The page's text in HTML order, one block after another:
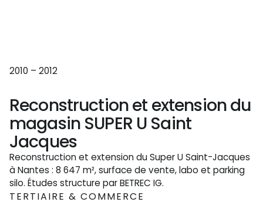
2010 – 2012
Reconstruction et extension du
magasin SUPER U Saint
Jacques
Reconstruction et extension du Super U Saint-Jacques
à Nantes : 8 647 m², surface de vente, labo et parking
silo. Études structure par BETREC IG.
TERTIAIRE & COMMERCE